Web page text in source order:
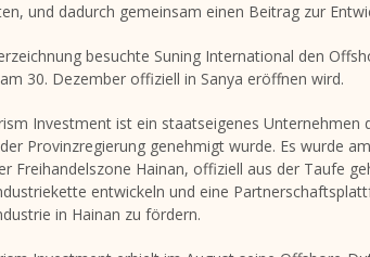
und dadurch gemeinsam einen Beitrag zur
besuchte Suning International den
30. Dezember offiziell in Sanya eröffnen wird.
Investment ist ein staatseigenes
Provinzregierung genehmigt wurde. Es wurde
Freihandelszone Hainan, offiziell aus der Taufe
entwickeln und eine
in Hainan zu fördern.